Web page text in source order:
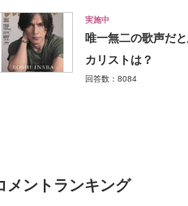
実施中
唯一無二の歌声だ
カリストは？
回答数：8084
メントランキング